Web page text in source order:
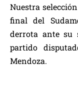
Nuestra
final del
derrota ante su
partido
Mendoza.